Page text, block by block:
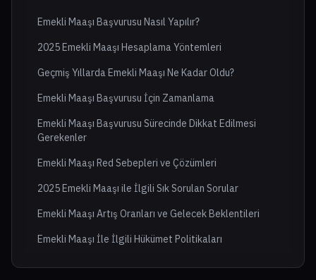
Emekli Maaşı Başvurusu Nasıl Yapılır?
2025 Emekli Maaşı Hesaplama Yöntemleri
Geçmiş Yıllarda Emekli Maaşı Ne Kadar Oldu?
Emekli Maaşı Başvurusu İçin Zamanlama
Emekli Maaşı Başvurusu Sürecinde Dikkat Edilmesi
Gerekenler
Emekli Maaşı Red Sebepleri ve Çözümleri
2025 Emekli Maaşı ile İlgili Sık Sorulan Sorular
Emekli Maaşı Artış Oranları ve Gelecek Beklentileri
Emekli Maaşı İle İlgili Hükümet Politikaları